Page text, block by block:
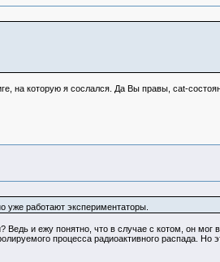
на которую я сослался. Да Вы правы, cat-
уже работают экспериментаторы.
и ежу понятно, что в случае с котом, он мог
процесса радиоактивного распада. Но